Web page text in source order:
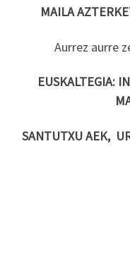
MAILA
Aurrez aurre
EUSKALTEGIA:
SANTUTXU AEK,